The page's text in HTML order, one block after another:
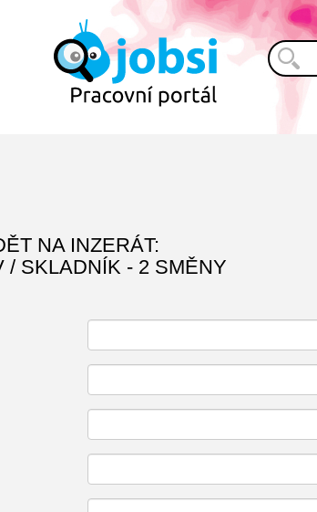
NA INZERÁT:
/ SKLADNÍK - 2 SMĚNY